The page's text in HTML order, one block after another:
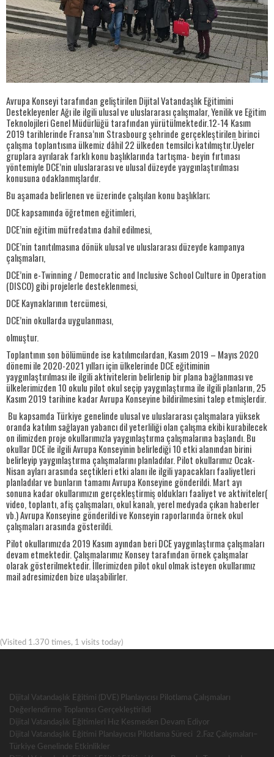
Avrupa Konseyi tarafından geliştirilen Dijital Vatandaşlık Eğitimini
Destekleyenler Ağı ile ilgili ulusal ve uluslararası çalışmalar, Yenilik ve Eğitim
Teknolojileri Genel Müdürlüğü tarafından yürütülmektedir.12-14 Kasım
2019 tarihlerinde Fransa’nın Strasbourg şehrinde gerçekleştirilen birinci
çalışma toplantısına ülkemiz dâhil 22 ülkeden temsilci katılmıştır.Üyeler
gruplara ayrılarak farklı konu başlıklarında tartışma- beyin fırtınası
yöntemiyle DCE’nin uluslararası ve ulusal düzeyde yaygınlaştırılması
konusuna odaklanmışlardır.
Bu aşamada belirlenen ve üzerinde çalışılan konu başlıkları;
DCE kapsamında öğretmen eğitimleri,
DCE’nin eğitim müfredatına dahil edilmesi,
DCE’nin tanıtılmasına dönük ulusal ve uluslararası düzeyde kampanya
çalışmaları,
DCE’nin e-Twinning / Democratic and Inclusive School Culture in Operation
(DISCO) gibi projelerle desteklenmesi,
DCE Kaynaklarının tercümesi,
DCE’nin okullarda uygulanması,
olmuştur.
Toplantının son bölümünde ise katılımcılardan, Kasım 2019 – Mayıs 2020
dönemi ile 2020-2021 yılları için ülkelerinde DCE eğitiminin
yaygınlaştırılması ile ilgili aktivitelerin belirlenip bir plana bağlanması ve
ülkelerimizden 10 okulu pilot okul seçip yaygınlaştırma ile ilgili planların, 25
Kasım 2019 tarihine kadar Avrupa Konseyine bildirilmesini talep etmişlerdir.
Bu kapsamda Türkiye genelinde ulusal ve uluslararası çalışmalara yüksek
oranda katılım sağlayan yabancı dil yeterliliği olan çalışma ekibi kurabilecek
on ilimizden proje okullarımızla yaygınlaştırma çalışmalarına başlandı. Bu
okullar DCE ile ilgili Avrupa Konseyinin belirlediği 10 etki alanından birini
belirleyip yaygınlaştırma çalışmalarını planladılar. Pilot okullarımız Ocak-
Nisan ayları arasında seçtikleri etki alanı ile ilgili yapacakları faaliyetleri
planladılar ve bunların tamamı Avrupa Konseyine gönderildi. Mart ayı
sonuna kadar okullarımızın gerçekleştirmiş oldukları faaliyet ve aktiviteler(
video, toplantı, afiş çalışmaları, okul kanalı, yerel medyada çıkan haberler
vb.) Avrupa Konseyine gönderildi ve Konseyin raporlarında örnek okul
çalışmaları arasında gösterildi.
Pilot okullarımızda 2019 Kasım ayından beri DCE yaygınlaştırma çalışmaları
devam etmektedir. Çalışmalarımız Konsey tarafından örnek çalışmalar
olarak gösterilmektedir. İllerimizden pilot okul olmak isteyen okullarımız
mail adresimizden bize ulaşabilirler.
(Visited 1.370 times, 1 visits today)
Dijital Vatandaşlık Eğitimi (DVE) Planlayıcısı Pilotlama Çalışmaları
Değerlendirme Toplantısı Gerçekleştirildi
Dijital Vatandaşlık Eğitimleri Hız Kesmeden Devam Ediyor
Dijital Vatandaşlık Eğitimi Planlayıcısı Pilotlama Süreci 2.Faz Çalışmaları–
Türkiye Genelinde Etkinlikler